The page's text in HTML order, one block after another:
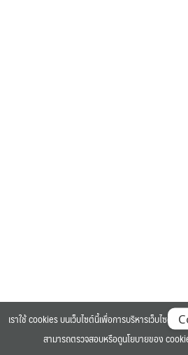
©2025 BANGKOK UNIVERSITY. ALL
เราใช้ cookies บนเว็บไซต์นี้เพื่อการบริหารเว็บไซต์
สามารถตรวจสอบหรือดูนโยบายของ